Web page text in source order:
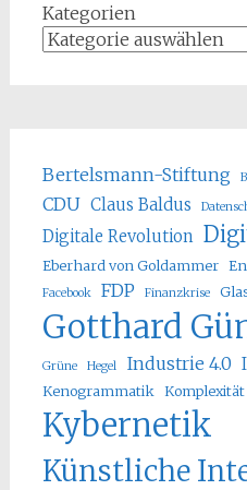
Kategorien
Bertelsmann-Stiftung
CDU Claus Baldus
Digitale Revolution
Eberhard von Goldammer
Facebook FDP Finanzkrise
Gotthard
Grüne Hegel Industrie 4.0
Kenogrammatik Komplexität
Kybernetik
Künstliche